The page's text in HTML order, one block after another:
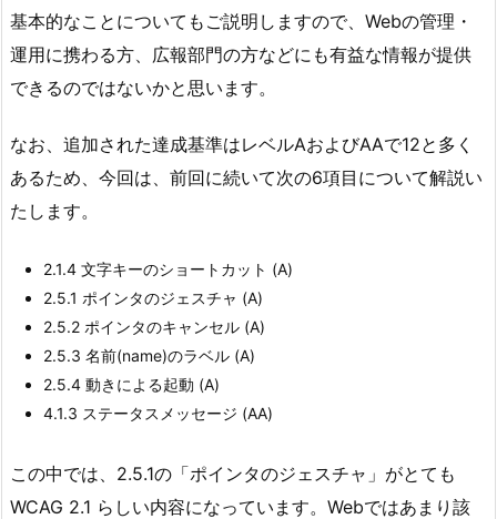
基本的なことについてもご説明しますので、Webの管理・
運用に携わる方、広報部門の方などにも有益な情報が提供
できるのではないかと思います。
なお、追加された達成基準はレベルAおよびAAで12と多く
あるため、今回は、前回に続いて次の6項目について解説い
たします。
2.1.4 文字キーのショートカット (A)
2.5.1 ポインタのジェスチャ (A)
2.5.2 ポインタのキャンセル (A)
2.5.3 名前(name)のラベル (A)
2.5.4 動きによる起動 (A)
4.1.3 ステータスメッセージ (AA)
この中では、2.5.1の「ポインタのジェスチャ」がとても
WCAG 2.1 らしい内容になっています。Webではあまり該